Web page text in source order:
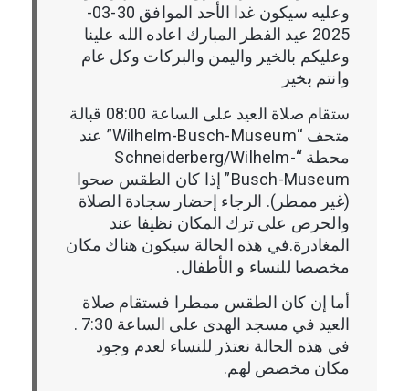
وعليه سيكون غدا الأحد الموافق 30-03-
2025 عيد الفطر المبارك اعاده الله علينا
وعليكم بالخير واليمن والبركات وكل عام
وانتم بخير
ستقام صلاة العيد على الساعة 08:00 قبالة
متحف “Wilhelm-Busch-Museum” عند
محطة “Schneiderberg/Wilhelm-
Busch-Museum” إذا كان الطقس صحوا
(غير ممطر). الرجاء إحضار سجادة الصلاة
والحرص على ترك المكان نظيفا عند
المغادرة.في هذه الحالة سيكون هناك مكان
مخصصا للنساء و الأطفال.
أما إن كان الطقس ممطرا فستقام صلاة
العيد في مسجد الهدى على الساعة 7:30 .
في هذه الحالة نعتذر للنساء لعدم وجود
مكان مخصص لهم.